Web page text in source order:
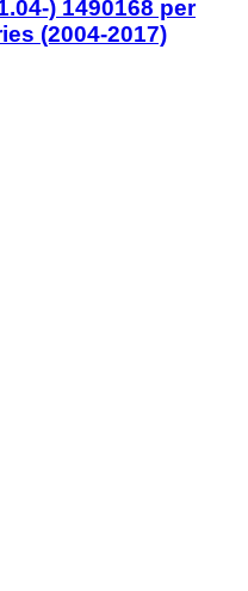
) 1490168 per
(2004-2017)